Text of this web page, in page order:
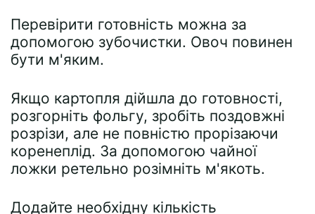
Перевірити готовність можна за
допомогою зубочистки. Овоч повинен
бути м'яким.
Якщо картопля дійшла до готовності,
розгорніть фольгу, зробіть поздовжні
розрізи, але не повністю прорізаючи
коренеплід. За допомогою чайної
ложки ретельно розімніть м'якоть.
Додайте необхідну кількість